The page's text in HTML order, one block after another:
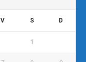
V S D
1